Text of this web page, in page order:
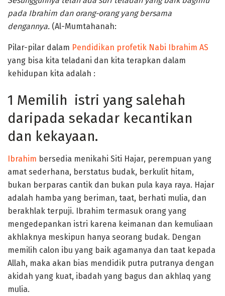
pada Ibrahim dan orang-orang yang bersama
dengannya. (Al-Mumtahanah:
Pilar-pilar dalam Pendidikan profetik Nabi Ibrahim AS
yang bisa kita teladani dan kita terapkan dalam
kehidupan kita adalah :
1 Memilih istri yang salehah
daripada sekadar kecantikan
dan kekayaan.
Ibrahim bersedia menikahi Siti Hajar, perempuan yang
amat sederhana, berstatus budak, berkulit hitam,
bukan berparas cantik dan bukan pula kaya raya. Hajar
adalah hamba yang beriman, taat, berhati mulia, dan
berakhlak terpuji. Ibrahim termasuk orang yang
mengedepankan istri karena keimanan dan kemuliaan
akhlaknya meskipun hanya seorang budak. Dengan
memilih calon ibu yang baik agamanya dan taat kepada
Allah, maka akan bias mendidik putra putranya dengan
akidah yang kuat, ibadah yang bagus dan akhlaq yang
mulia.